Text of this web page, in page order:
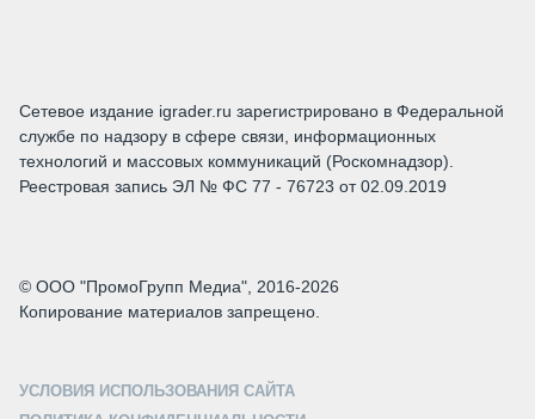
Сетевое издание igrader.ru зарегистрировано в Федеральной
службе по надзору в сфере связи, информационных
технологий и массовых коммуникаций (Роскомнадзор).
Реестровая запись ЭЛ № ФС 77 - 76723 от 02.09.2019
© ООО "ПромоГрупп Медиа", 2016-2026
Копирование материалов запрещено.
УСЛОВИЯ ИСПОЛЬЗОВАНИЯ САЙТА